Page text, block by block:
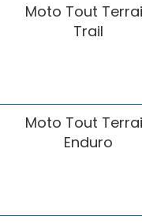
Moto Tout
Trail
Moto Tout
Enduro